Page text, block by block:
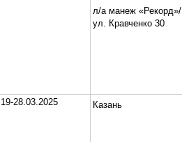
л/а манеж «Рекорд»/
ул. Кравченко 30
19-28.03.2025 Казань